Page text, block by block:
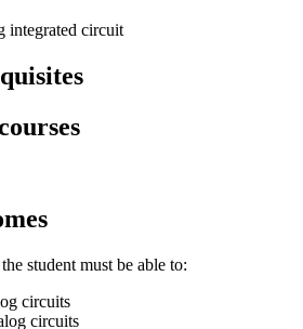
integrated circuit
student must be able to:
circuits
circuits